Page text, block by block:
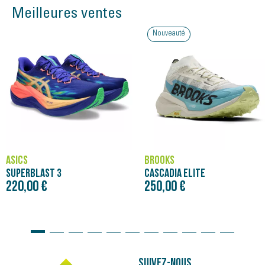
Meilleures ventes
ASICS
SUPERBLAST 3
220,00 €
Nouveauté
BROOKS
CASCADIA ELITE
250,00 €